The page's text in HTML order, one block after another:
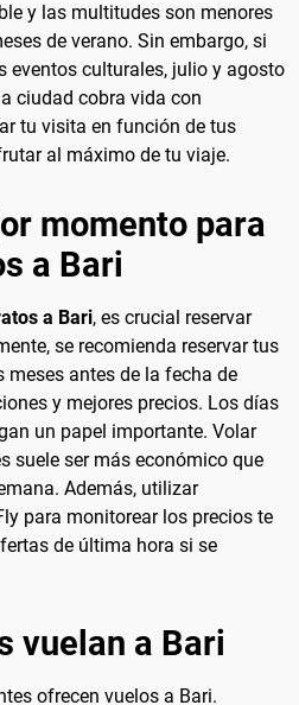
y las multitudes son menores
de verano. Sin embargo, si
eventos culturales, julio y agosto
ciudad cobra vida con
tu visita en función de tus
al máximo de tu viaje.
momento para
a Bari
a Bari, es crucial reservar
se recomienda reservar tus
antes de la fecha de
y mejores precios. Los días
un papel importante. Volar
suele ser más económico que
Además, utilizar
para monitorear los precios te
de última hora si se
vuelan a Bari
ofrecen vuelos a Bari.